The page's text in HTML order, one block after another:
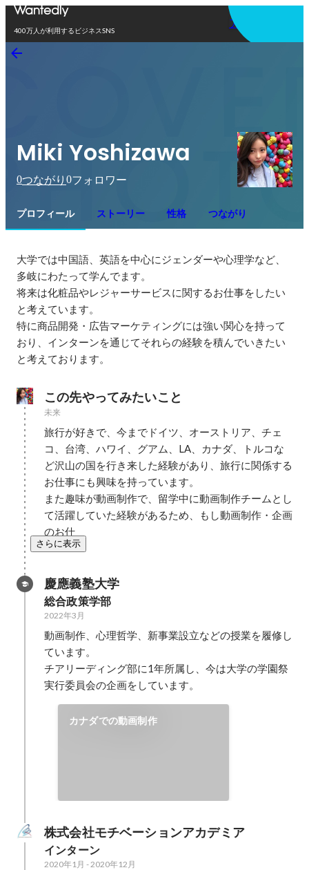
400万人が利用するビジネスSNS
アプリを使う
Miki Yoshizawa
0つながり 0フォロワー
プロフィール ストーリー 性格 つながり
大学では中国語、英語を中心にジェンダーや心理学など、
多岐にわたって学んでます。
将来は化粧品やレジャーサービスに関するお仕事をしたい
と考えています。
特に商品開発・広告マーケティングには強い関心を持って
おり、インターンを通じてそれらの経験を積んでいきたい
と考えております。
この先やってみたいこと
未来
旅行が好きで、今までドイツ、オーストリア、チェ
コ、台湾、ハワイ、グアム、LA、カナダ、トルコな
ど沢山の国を行き来した経験があり、旅行に関係する
お仕事にも興味を持っています。
また趣味が動画制作で、留学中に動画制作チームとし
て活躍していた経験があるため、もし動画制作・企画
のお仕
さらに表示
慶應義塾大学
総合政策学部
2022年3月
動画制作、心理哲学、新事業設立などの授業を履修し
ています。
チアリーディング部に1年所属し、今は大学の学園祭
実行委員会の企画をしています。
カナダでの動画制作
株式会社モチベーションアカデミア
インターン
2020年1月 -2020年12月